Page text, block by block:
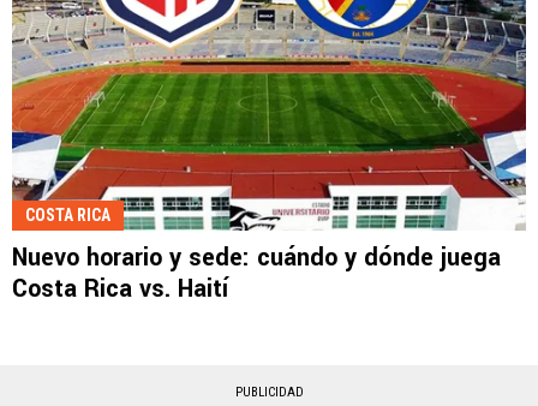
COSTA RICA
Nuevo horario y sede: cuándo y dónde juega
Costa Rica vs. Haití
PUBLICIDAD